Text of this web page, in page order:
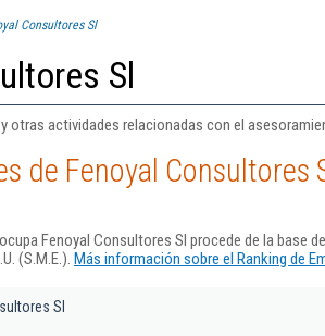
Consultores Sl
Sl
otras actividades relacionadas con el
de Fenoyal Consultores
Fenoyal Consultores Sl procede de la base
(S.M.E.). Más información sobre el Ranking de
Sl